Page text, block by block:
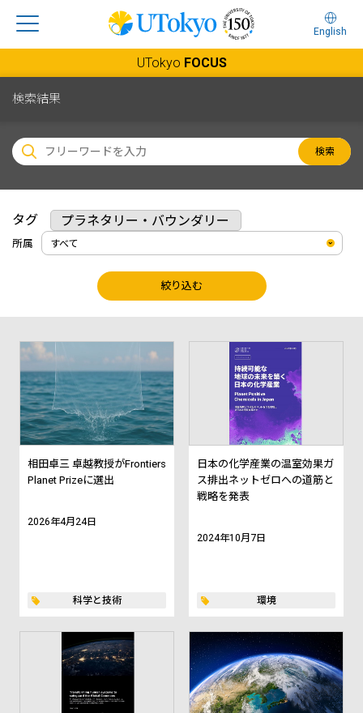
English
UTokyo FOCUS
検索結果
検索
タグ プラネタリー・バウンダリー
所属
絞り込む
相田卓三 卓越教授がFrontiers
Planet Prizeに選出
2026年4月24日
科学と技術
日本の化学産業の温室効果ガ
ス排出ネットゼロへの道筋と
戦略を発表
2024年10月7日
環境